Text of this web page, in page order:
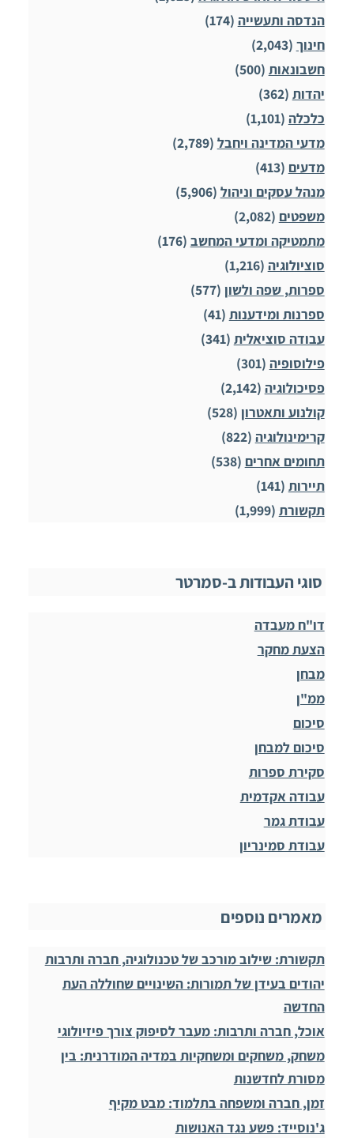
הנדסה ותעשייה (174)
חינוך (2,043)
חשבונאות (500)
יהדות (362)
כלכלה (1,101)
מדעי המדינה ויחבל (2,789)
מדעים (413)
מנהל עסקים וניהול (5,906)
משפטים (2,082)
מתמטיקה ומדעי המחשב (176)
סוציולוגיה (1,216)
ספרות, שפה ולשון (577)
ספרנות ומידענות (41)
עבודה סוציאלית (341)
פילוסופיה (301)
פסיכולוגיה (2,142)
קולנוע ותאטרון (528)
קרימינולוגיה (822)
תחומים אחרים (538)
תיירות (141)
תקשורת (1,999)
סוגי העבודות ב-סמרטר
דו"ח מעבדה
הצעת מחקר
מבחן
ממ"ן
סיכום
סיכום למבחן
סקירת ספרות
עבודה אקדמית
עבודת גמר
עבודת סמינריון
מאמרים נוספים
תקשורת: שילוב מורכב של טכנולוגיה, חברה ותרבות
יהודים בעידן של תמורות: השינויים שחוללה העת
החדשה
אוכל, חברה ותרבות: מעבר לסיפוק צורך פיזיולוגי
משחק, משחקים ומשחקיות במדיה המודרנית: בין
מסורת לחדשנות
זמן, חברה ומשפחה בתלמוד: מבט מקיף
ג'נוסייד: פשע נגד האנושות